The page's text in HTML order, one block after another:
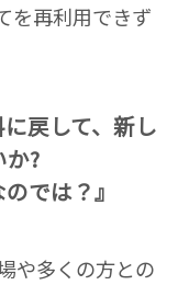
を再利用できず
戻して、新し
?
では？』
や多くの方との